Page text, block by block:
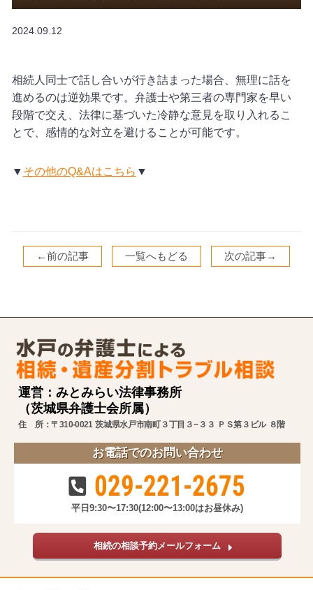
2024.09.12
相続人同士で話し合いが行き詰まった場合、無理に話を
進めるのは逆効果です。弁護士や第三者の専門家を早い
段階で交え、法律に基づいた冷静な意見を取り入れるこ
とで、感情的な対立を避けることが可能です。
▼ その他のQ&Aはこちら ▼
←前の記事 一覧へもどる 次の記事→
運営：みとみらい法律事務所
（茨城県弁護士会所属）
住 所：〒310-0021 茨城県水戸市南町３丁目３−３３ ＰＳ第３ビル ８階
お電話でのお問い合わせ
029-221-2675
平日9:30〜17:30(12:00〜13:00はお昼休み)
相続の相談予約メールフォーム